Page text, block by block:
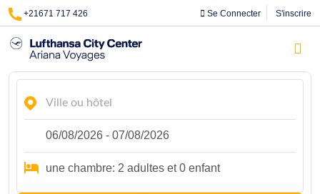
+21671 717 426 Se Connecter S'inscrire